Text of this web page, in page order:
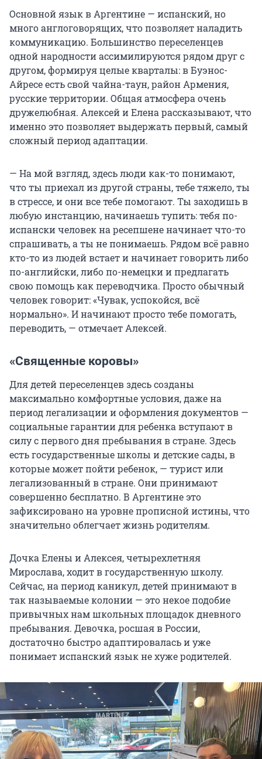
Основной язык в Аргентине — испанский, но
много англоговорящих, что позволяет наладить
коммуникацию. Большинство переселенцев
одной народности ассимилируются рядом друг с
другом, формируя целые кварталы: в Буэнос-
Айресе есть свой чайна-таун, район Армения,
русские территории. Общая атмосфера очень
дружелюбная. Алексей и Елена рассказывают, что
именно это позволяет выдержать первый, самый
сложный период адаптации.
— На мой взгляд, здесь люди как-то понимают,
что ты приехал из другой страны, тебе тяжело, ты
в стрессе, и они все тебе помогают. Ты заходишь в
любую инстанцию, начинаешь тупить: тебя по-
испански человек на ресепшене начинает что-то
спрашивать, а ты не понимаешь. Рядом всё равно
кто-то из людей встает и начинает говорить либо
по-английски, либо по-немецки и предлагать
свою помощь как переводчика. Просто обычный
человек говорит: «Чувак, успокойся, всё
нормально». И начинают просто тебе помогать,
переводить, — отмечает Алексей.
«Священные коровы»
Для детей переселенцев здесь созданы
максимально комфортные условия, даже на
период легализации и оформления документов —
социальные гарантии для ребенка вступают в
силу с первого дня пребывания в стране. Здесь
есть государственные школы и детские сады, в
которые может пойти ребенок, — турист или
легализованный в стране. Они принимают
совершенно бесплатно. В Аргентине это
зафиксировано на уровне прописной истины, что
значительно облегчает жизнь родителям.
Дочка Елены и Алексея, четырехлетняя
Мирослава, ходит в государственную школу.
Сейчас, на период каникул, детей принимают в
так называемые колонии — это некое подобие
привычных нам школьных площадок дневного
пребывания. Девочка, росшая в России,
достаточно быстро адаптировалась и уже
понимает испанский язык не хуже родителей.